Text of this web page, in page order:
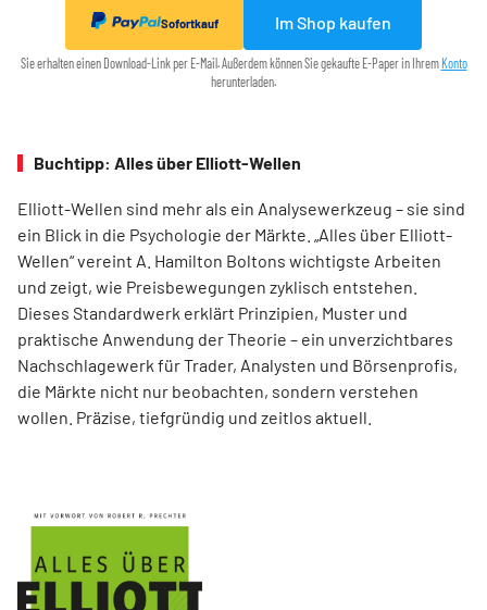
Sofortkauf Im Shop kaufen
Sie erhalten einen Download-Link per E-Mail. Außerdem können Sie gekaufte E-Paper in Ihrem Konto
herunterladen.
Buchtipp: Alles über Elliott-Wellen
Elliott-Wellen sind mehr als ein Analysewerkzeug – sie sind
ein Blick in die Psychologie der Märkte. „Alles über Elliott-
Wellen“ vereint A. Hamilton Boltons wichtigste Arbeiten
und zeigt, wie Preisbewegungen zyklisch entstehen.
Dieses Standardwerk erklärt Prinzipien, Muster und
praktische Anwendung der Theorie – ein unverzichtbares
Nachschlagewerk für Trader, Analysten und Börsenprofis,
die Märkte nicht nur beobachten, sondern verstehen
wollen. Präzise, tiefgründig und zeitlos aktuell.